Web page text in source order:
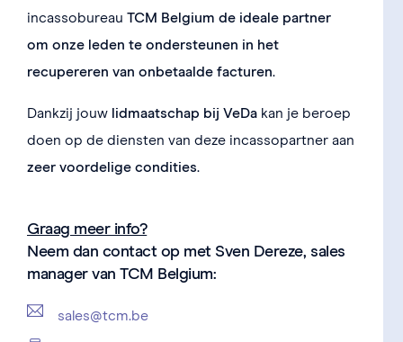
incassobureau TCM Belgium de ideale partner
om onze leden te ondersteunen in het
recupereren van onbetaalde facturen.
Dankzij jouw lidmaatschap bij VeDa kan je beroep
doen op de diensten van deze incassopartner aan
zeer voordelige condities.
Graag meer info?
Neem dan contact op met Sven Dereze, sales
manager van TCM Belgium:
sales@tcm.be